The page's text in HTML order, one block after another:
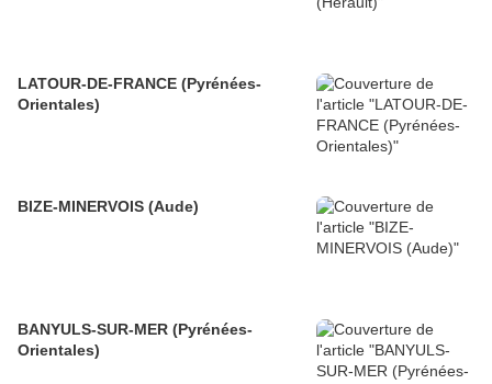
LATOUR-DE-FRANCE (Pyrénées-
Orientales)
BIZE-MINERVOIS (Aude)
BANYULS-SUR-MER (Pyrénées-
Orientales)